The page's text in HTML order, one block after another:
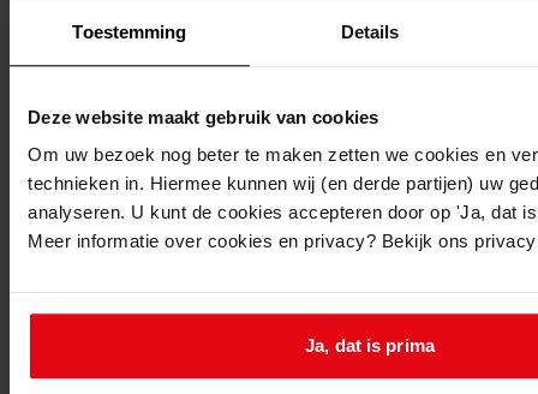
Toestemming Details
Deze website maakt gebruik van cookies
Om uw bezoek nog beter te maken zetten we cookies en
technieken in. Hiermee kunnen wij (en derde partijen) uw
analyseren. U kunt de cookies accepteren door op 'Ja, dat
Meer informatie over cookies en privacy? Bekijk ons
Ja, dat is prima